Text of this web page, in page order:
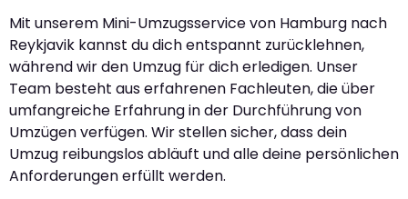
Mit unserem Mini-Umzugsservice von Hamburg nach
Reykjavik kannst du dich entspannt zurücklehnen,
während wir den Umzug für dich erledigen. Unser
Team besteht aus erfahrenen Fachleuten, die über
umfangreiche Erfahrung in der Durchführung von
Umzügen verfügen. Wir stellen sicher, dass dein
Umzug reibungslos abläuft und alle deine persönlichen
Anforderungen erfüllt werden.